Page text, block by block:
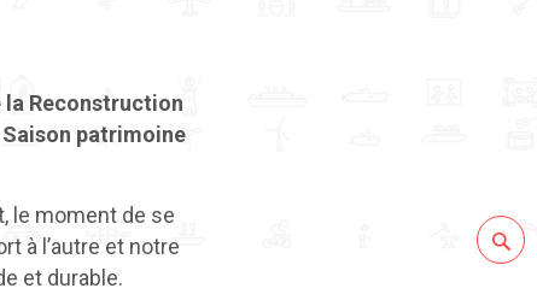
la Reconstruction
Saison patrimoine
le moment de se
à l’autre et notre
et durable.